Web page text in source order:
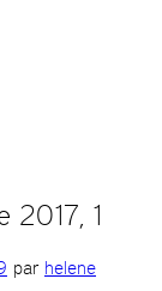
2017, 1
par helene